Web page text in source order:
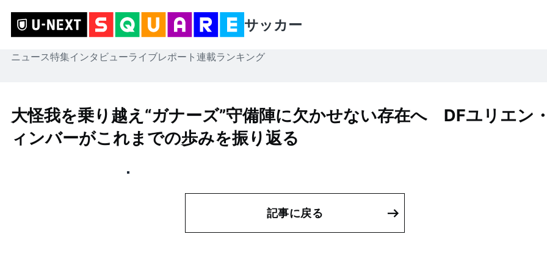
サッカー
ニュース特集インタビューライブレポート 連載ランキング
大怪我を乗り越え“ガナーズ”守備陣に欠かせない存在へ DFユリエン
ィンバーがこれまでの歩みを振り返る
記事に戻る